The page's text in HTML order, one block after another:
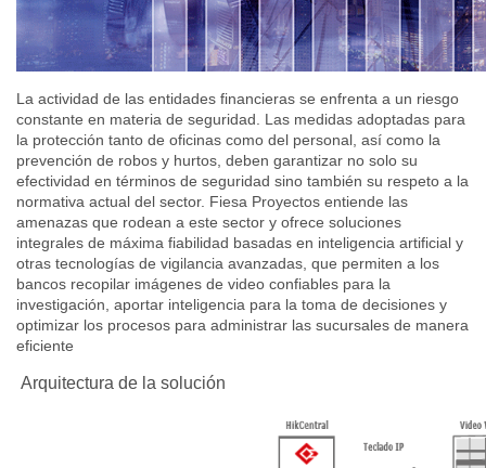
La actividad de las entidades financieras se enfrenta a un riesgo
constante en materia de seguridad. Las medidas adoptadas para
la protección tanto de oficinas como del personal, así como la
prevención de robos y hurtos, deben garantizar no solo su
efectividad en términos de seguridad sino también su respeto a la
normativa actual del sector. Fiesa Proyectos entiende las
amenazas que rodean a este sector y ofrece soluciones
integrales de máxima fiabilidad basadas en inteligencia artificial y
otras tecnologías de vigilancia avanzadas, que permiten a los
bancos recopilar imágenes de video confiables para la
investigación, aportar inteligencia para la toma de decisiones y
optimizar los procesos para administrar las sucursales de manera
eficiente
Arquitectura de la solución